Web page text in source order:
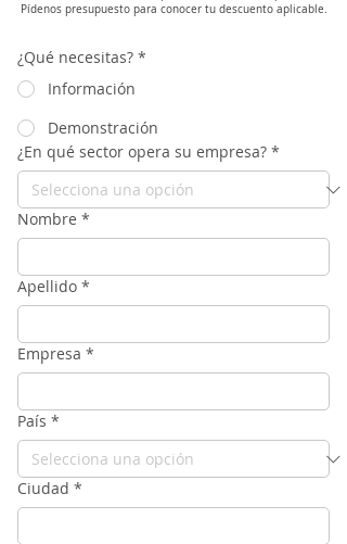
Pídenos presupuesto para conocer tu descuento aplicable.
¿Qué necesitas? *
Información
Demonstración
¿En qué sector opera su empresa? *
Nombre *
Apellido *
Empresa *
País *
Ciudad *